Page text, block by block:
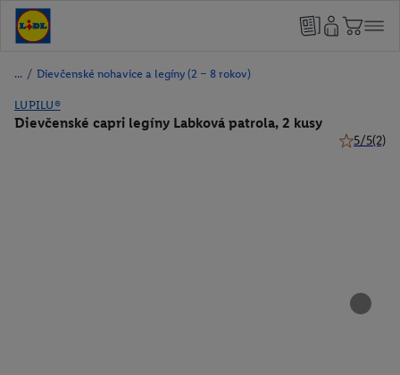
/ Dievčenské nohavice a legíny (2 – 8 rokov)
LUPILU®
Dievčenské capri legíny Labková patrola, 2 kusy
5/5(2)